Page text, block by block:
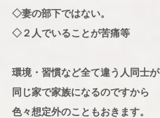
◇妻の部下ではない。
◇２人でいることが苦痛等
環境・習慣など全て違う人同士が
同じ家で家族になるのですから
色々想定外のこともおきます。